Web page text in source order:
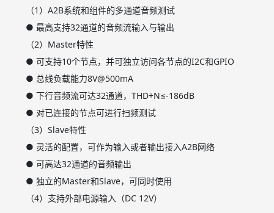
（1）A2B系统和组件的多通道音频测试
● 最高支持32通道的音频流输入与输出
（2）Master特性
● 可支持10个节点，并可独立访问各节点的I2C和GPIO
● 总线负载能力8V@500mA
● 下行音频流可达32通道，THD+N≤-186dB
● 对已连接的节点可进行扫频测试
（3）Slave特性
● 灵活的配置，可作为输入或者输出接入A2B网络
● 可高达32通道的音频输出
● 独立的Master和Slave，可同时使用
（4）支持外部电源输入（DC 12V）